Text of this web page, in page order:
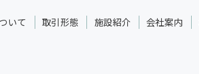
いて 取引形態 施設紹介 会社案内